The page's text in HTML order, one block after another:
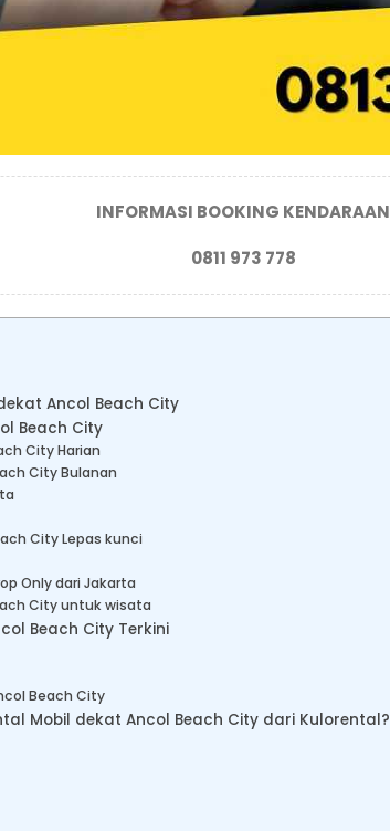
INFORMASI BOOKING KENDARAAN
0811 973 778
Ancol Beach City
Beach City
City Harian
City Bulanan
City Lepas kunci
Only dari Jakarta
City untuk wisata
Beach City Terkini
Beach City
Mobil dekat Ancol Beach City dari Kulorental?